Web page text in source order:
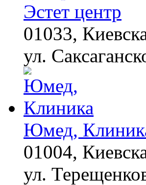
Взломали Telegram
Собчак - вот что
нашлось в переписках
погоне за "Диором":
Поплавская вмазала
Эстет центр
01033,
ул.
Юмед,
01004,
ул.